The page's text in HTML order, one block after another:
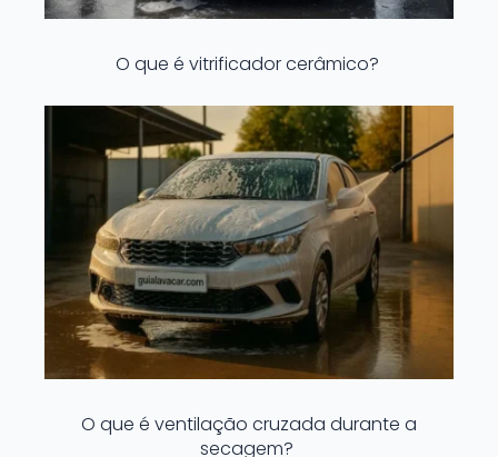
O que é vitrificador cerâmico?
O que é ventilação cruzada durante a
secagem?